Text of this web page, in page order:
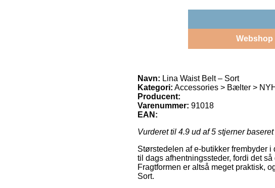
Webshop
Navn: Lina Waist Belt – Sort
Kategori: Accessories > Bælter >
Producent:
Varenummer: 91018
EAN:
Vurderet til 4.9 ud af 5 stjerner baseret
Størstedelen af e-butikker frembyder
til dags afhentningssteder, fordi det
Fragtformen er altså meget praktisk,
Sort.